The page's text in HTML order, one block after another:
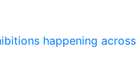
happening